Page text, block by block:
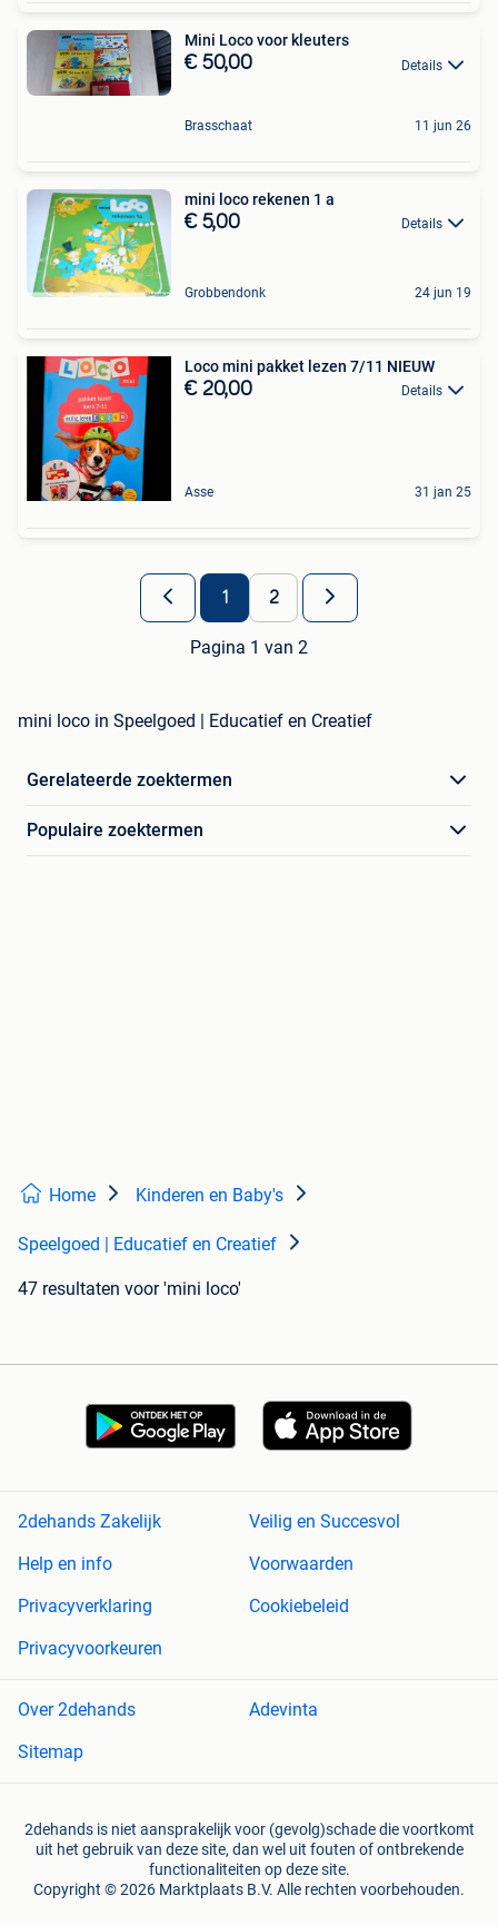
Mini Loco voor kleuters
€ 50,00 Details
Brasschaat 11 jun 26
mini loco rekenen 1 a
€ 5,00 Details
Grobbendonk 24 jun 19
Loco mini pakket lezen 7/11 NIEUW
€ 20,00 Details
Asse 31 jan 25
1 2
Pagina 1 van 2
mini loco in Speelgoed | Educatief en Creatief
Gerelateerde zoektermen
Populaire zoektermen
Home Kinderen en Baby's
Speelgoed | Educatief en Creatief
47 resultaten voor 'mini loco'
2dehands Zakelijk
Veilig en Succesvol
Help en info
Voorwaarden
Privacyverklaring
Cookiebeleid
Privacyvoorkeuren
Over 2dehands
Adevinta
Sitemap
2dehands is niet aansprakelijk voor (gevolg)schade die voortkomt
uit het gebruik van deze site, dan wel uit fouten of ontbrekende
functionaliteiten op deze site.
Copyright © 2026 Marktplaats B.V. Alle rechten voorbehouden.